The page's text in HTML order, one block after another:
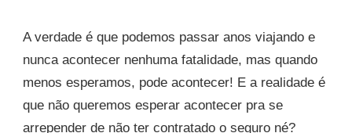
A verdade é que podemos passar anos viajando e
nunca acontecer nenhuma fatalidade, mas quando
menos esperamos, pode acontecer! E a realidade é
que não queremos esperar acontecer pra se
arrepender de não ter contratado o seguro né?